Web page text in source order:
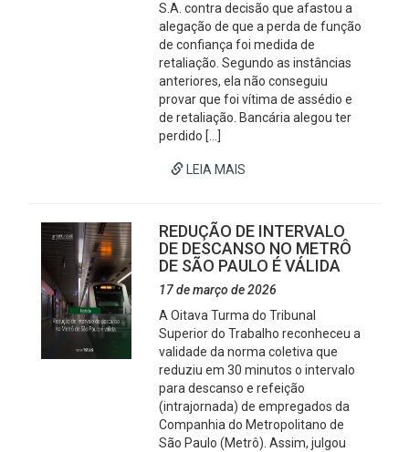
S.A. contra decisão que afastou a
alegação de que a perda de função
de confiança foi medida de
retaliação. Segundo as instâncias
anteriores, ela não conseguiu
provar que foi vítima de assédio e
de retaliação. Bancária alegou ter
perdido […]
LEIA MAIS
REDUÇÃO DE INTERVALO
DE DESCANSO NO METRÔ
DE SÃO PAULO É VÁLIDA
17 de março de 2026
A Oitava Turma do Tribunal
Superior do Trabalho reconheceu a
validade da norma coletiva que
reduziu em 30 minutos o intervalo
para descanso e refeição
(intrajornada) de empregados da
Companhia do Metropolitano de
São Paulo (Metrô). Assim, julgou